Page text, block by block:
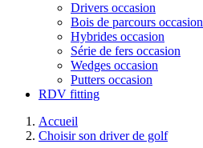
Drivers occasion
Bois de parcours occasion
Hybrides occasion
Série de fers occasion
Wedges occasion
Putters occasion
RDV fitting
Accueil
Choisir son driver de golf